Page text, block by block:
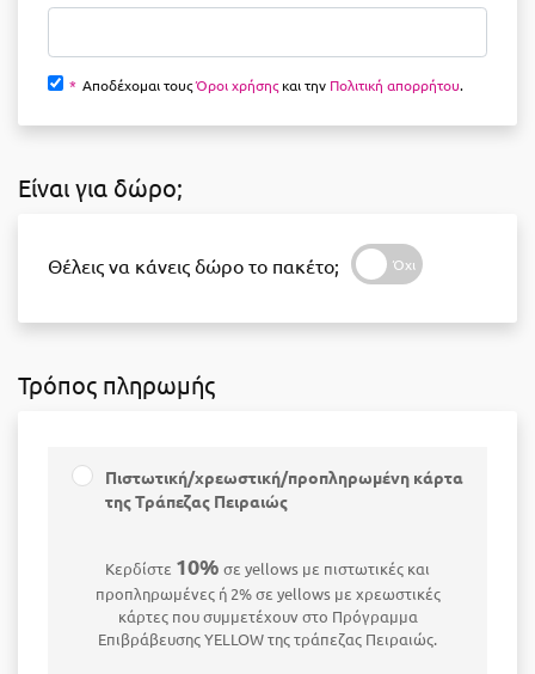
* Αποδέχομαι τουςΌροι χρήσηςκαι την Πολιτική απορρήτου.
Είναι για δώρο;
Θέλεις να κάνεις δώρο το πακέτο;
Τρόπος πληρωμής
Πιστωτική/χρεωστική/προπληρωμένη κάρτα
της Τράπεζας Πειραιώς
Κερδίστε 10% σε yellows με πιστωτικές και
προπληρωμένες ή 2% σε yellows με χρεωστικές
κάρτες που συμμετέχουν στο Πρόγραμμα
Επιβράβευσης YELLOW της τράπεζας Πειραιώς.